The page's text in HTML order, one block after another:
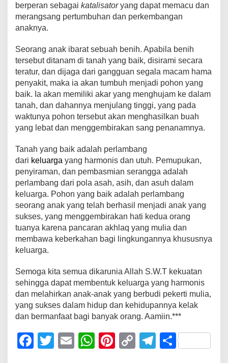
berperan sebagai katalisatoryang dapat memacu dan
merangsang pertumbuhan dan perkembangan
anaknya.
Seorang anak ibarat sebuah benih. Apabila benih
tersebut ditanam di tanah yang baik, disirami secara
teratur, dan dijaga dari gangguan segala macam hama
penyakit, maka ia akan tumbuh menjadi pohon yang
baik. Ia akan memiliki akar yang menghujam ke dalam
tanah, dan dahannya menjulang tinggi, yang pada
waktunya pohon tersebut akan menghasilkan buah
yang lebat dan menggembirakan sang penanamnya.
Tanah yang baik adalah perlambang
dari keluarga yang harmonis dan utuh. Pemupukan,
penyiraman, dan pembasmian serangga adalah
perlambang dari pola asah, asih, dan asuh dalam
keluarga. Pohon yang baik adalah perlambang
seorang anak yang telah berhasil menjadi anak yang
sukses, yang menggembirakan hati kedua orang
tuanya karena pancaran akhlaq yang mulia dan
membawa keberkahan bagi lingkungannya khususnya
keluarga.
Semoga kita semua dikarunia Allah S.W.T kekuatan
sehingga dapat membentuk keluarga yang harmonis
dan melahirkan anak-anak yang berbudi pekerti mulia,
yang sukses dalam hidup dan kehidupannya kelak
dan bermanfaat bagi banyak orang. Aamiin.***
F
T
E
W
Pi
C
T
S